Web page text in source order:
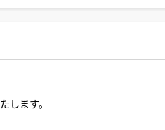
します。